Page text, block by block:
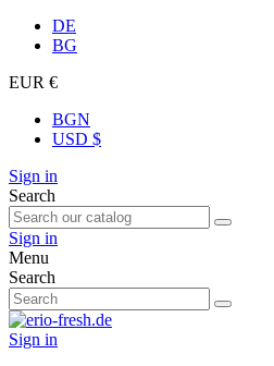
DE
BG
EUR €
BGN
USD $
Sign in
Search
Sign in
Menu
Search
Sign in